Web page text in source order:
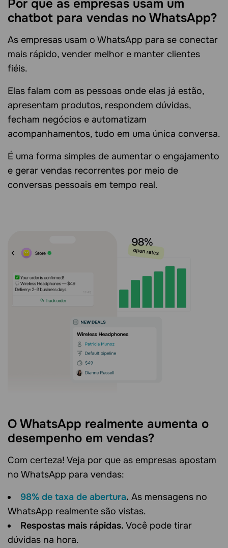
Por que as empresas usam um
chatbot para vendas no WhatsApp?
As empresas usam o WhatsApp para se conectar
mais rápido, vender melhor e manter clientes
fiéis.
Elas falam com as pessoas onde elas já estão,
apresentam produtos, respondem dúvidas,
fecham negócios e automatizam
acompanhamentos, tudo em uma única conversa.
É uma forma simples de aumentar o engajamento
e gerar vendas recorrentes por meio de
conversas pessoais em tempo real.
O WhatsApp realmente aumenta o
desempenho em vendas?
Com certeza! Veja por que as empresas apostam
no WhatsApp para vendas:
98% de taxa de abertura. As mensagens no
WhatsApp realmente são vistas.
Respostas mais rápidas. Você pode tirar
dúvidas na hora.